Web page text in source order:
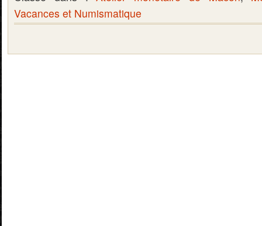
Vacances et Numismatique